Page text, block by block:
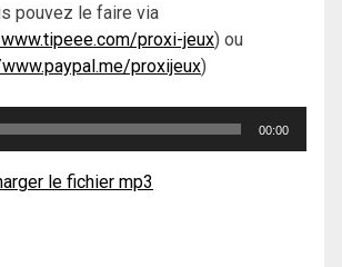
pouvez le faire via
proxi-jeux) ou
proxijeux)
00:00
le fichier mp3